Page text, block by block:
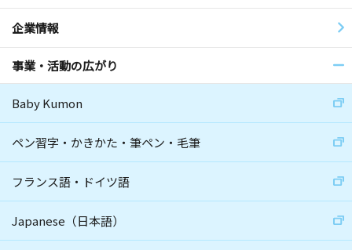
企業情報
事業・活動の広がり
Baby Kumon
ペン習字・かきかた・筆ペン・毛筆
フランス語・ドイツ語
Japanese（日本語）